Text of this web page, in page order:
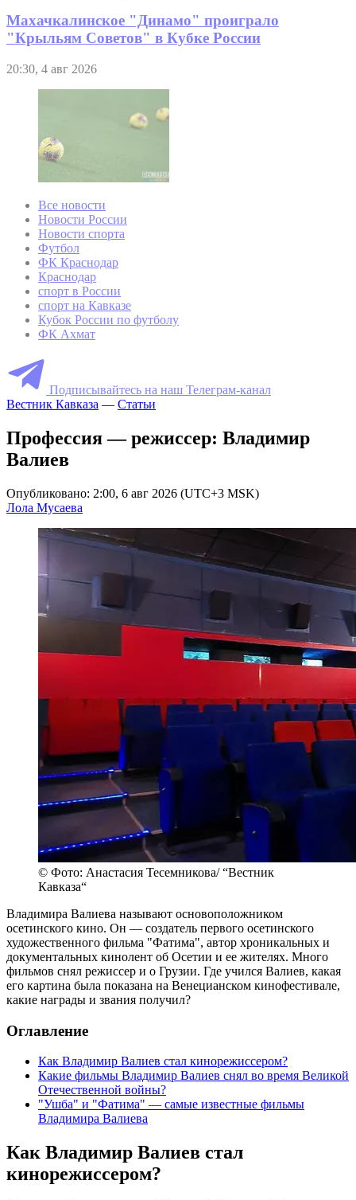
Махачкалинское "Динамо" проиграло
"Крыльям Советов" в Кубке России
20:30, 4 авг 2026
Все новости
Новости России
Новости спорта
Футбол
ФК Краснодар
Краснодар
спорт в России
спорт на Кавказе
Кубок России по футболу
ФК Ахмат
Подписывайтесь на наш Телеграм-канал
Вестник Кавказа — Статьи
Профессия — режиссер: Владимир
Валиев
Опубликовано: 2:00, 6 авг 2026 (UTC+3 MSK)
Лола Мусаева
© Фото: Анастасия Тесемникова/ “Вестник
Кавказа“
Владимира Валиева называют основоположником
осетинского кино. Он — создатель первого осетинского
художественного фильма "Фатима", автор хроникальных и
документальных кинолент об Осетии и ее жителях. Много
фильмов снял режиссер и о Грузии. Где учился Валиев, какая
его картина была показана на Венецианском кинофестивале,
какие награды и звания получил?
Оглавление
Как Владимир Валиев стал кинорежиссером?
Какие фильмы Владимир Валиев снял во время Великой
Отечественной войны?
"Ушба" и "Фатима" — самые известные фильмы
Владимира Валиева
Как Владимир Валиев стал
кинорежиссером?